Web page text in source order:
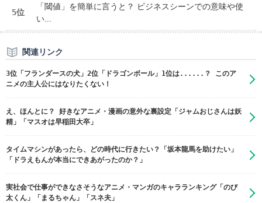
5位
「閾値」を簡単に言うと？ ビジネスシーンでの意味や使
い...
関連リンク
3位「フランダースの犬」2位「ドラゴンボール」1位は......？ このア
ニメの主人公にはなりたくない！
え、ほんとに？ 好きなアニメ・漫画の意外な裏設定「ジャムおじさんは妖
精」「マスオは早稲田大卒」
タイムマシンがあったら、どの時代に行きたい？「坂本龍馬を助けたい」
「ドラえもんが本当にできあがったのか？」
実社会で仕事ができなさそうなアニメ・マンガのキャラランキング「のび
太くん」「まるちゃん」「スネ夫」